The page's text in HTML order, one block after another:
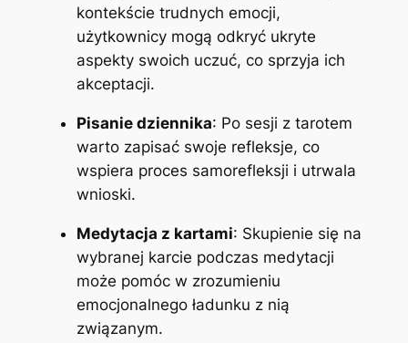
kontekście trudnych emocji,
użytkownicy mogą odkryć ukryte
aspekty swoich uczuć, co sprzyja ich
akceptacji.
Pisanie dziennika: Po sesji z tarotem
warto zapisać swoje refleksje, co
wspiera proces samorefleksji i utrwala
wnioski.
Medytacja z kartami: Skupienie się na
wybranej karcie podczas medytacji
może pomóc w zrozumieniu
emocjonalnego ładunku z nią
związanym.